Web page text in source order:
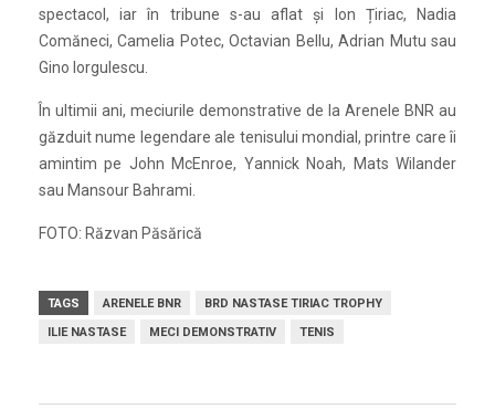
spectacol, iar în tribune s-au aflat și Ion Țiriac, Nadia
Comăneci, Camelia Potec, Octavian Bellu, Adrian Mutu sau
Gino Iorgulescu.
În ultimii ani, meciurile demonstrative de la Arenele BNR au
găzduit nume legendare ale tenisului mondial, printre care îi
amintim pe John McEnroe, Yannick Noah, Mats Wilander
sau Mansour Bahrami.
FOTO: Răzvan Păsărică
TAGS ARENELE BNR
BRD NASTASE TIRIAC TROPHY
ILIE NASTASE
MECI DEMONSTRATIV TENIS